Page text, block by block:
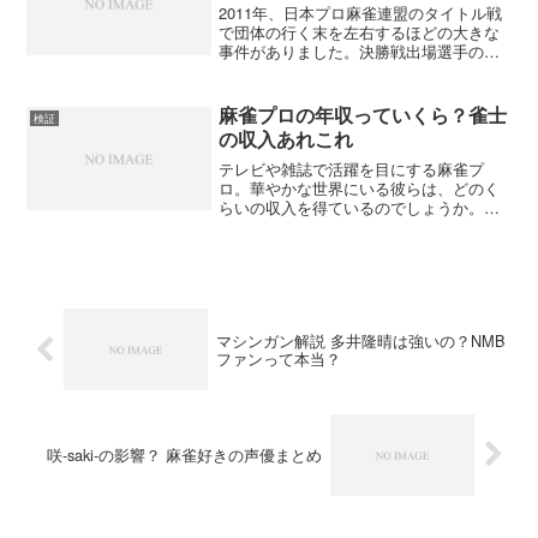
2011年、日本プロ麻雀連盟のタイトル戦
で団体の行く末を左右するほどの大きな
事件がありました。決勝戦出場選手の一
負をぶち壊しにしたのです。紙の媒体し
かない時代なら目立た...
検証
麻雀プロの年収っていくら？雀士
の収入あれこれ
テレビや雑誌で活躍を目にする麻雀プ
ロ。華やかな世界にいる彼らは、どのく
らいの収入を得ているのでしょうか。と
マシンガン解説 多井隆晴は強いの？NMB
ファンって本当？
咲-saki-の影響？ 麻雀好きの声優まとめ